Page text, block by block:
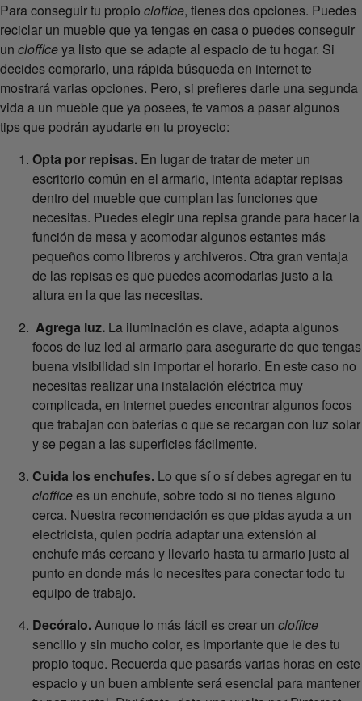
Para conseguir tu propio cloffice, tienes dos opciones. Puedes
reciclar un mueble que ya tengas en casa o puedes conseguir
un clofficeya listo que se adapte al espacio de tu hogar. Si
decides comprarlo, una rápida búsqueda en internet te
mostrará varias opciones. Pero, si prefieres darle una segunda
vida a un mueble que ya posees, te vamos a pasar algunos
tips que podrán ayudarte en tu proyecto:
Opta por repisas. En lugar de tratar de meter un
escritorio común en el armario, intenta adaptar repisas
dentro del mueble que cumplan las funciones que
necesitas. Puedes elegir una repisa grande para hacer la
función de mesa y acomodar algunos estantes más
pequeños como libreros y archiveros. Otra gran ventaja
de las repisas es que puedes acomodarlas justo a la
altura en la que las necesitas.
Agrega luz. La iluminación es clave, adapta algunos
focos de luz led al armario para asegurarte de que tengas
buena visibilidad sin importar el horario. En este caso no
necesitas realizar una instalación eléctrica muy
complicada, en internet puedes encontrar algunos focos
que trabajan con baterías o que se recargan con luz solar
y se pegan a las superficies fácilmente.
Cuida los enchufes. Lo que sí o sí debes agregar en tu
clofficees un enchufe, sobre todo si no tienes alguno
cerca. Nuestra recomendación es que pidas ayuda a un
electricista, quien podría adaptar una extensión al
enchufe más cercano y llevarlo hasta tu armario justo al
punto en donde más lo necesites para conectar todo tu
equipo de trabajo.
Decóralo.Aunque lo más fácil es crear un cloffice
sencillo y sin mucho color, es importante que le des tu
propio toque. Recuerda que pasarás varias horas en este
espacio y un buen ambiente será esencial para mantener